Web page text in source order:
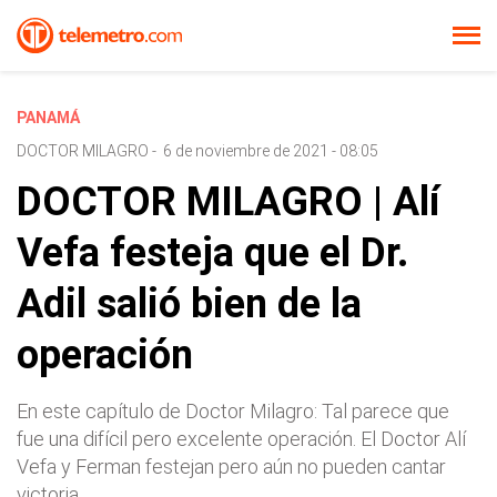
PANAMÁ
DOCTOR MILAGRO - 6 de noviembre de 2021 - 08:05
DOCTOR MILAGRO | Alí
Vefa festeja que el Dr.
Adil salió bien de la
operación
En este capítulo de Doctor Milagro: Tal parece que
fue una difícil pero excelente operación. El Doctor Alí
Vefa y Ferman festejan pero aún no pueden cantar